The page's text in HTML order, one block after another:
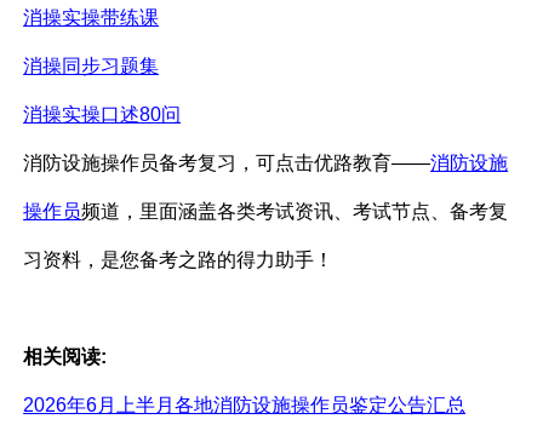
消操实操带练课
消操同步习题集
消操实操口述80问
消防设施操作员备考复习，可点击优路教育——消防设施
操作员频道，里面涵盖各类考试资讯、考试节点、备考复
习资料，是您备考之路的得力助手！
相关阅读:
2026年6月上半月各地消防设施操作员鉴定公告汇总